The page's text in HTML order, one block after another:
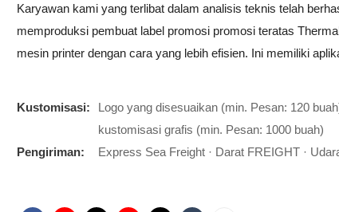
Karyawan kami yang terlibat dalam analisis teknis telah
memproduksi pembuat label promosi promosi teratas
mesin printer dengan cara yang lebih efisien. Ini memiliki
Kustomisasi:
Logo yang disesuaikan (min. Pesan: 120
kustomisasi grafis (min. Pesan: 1000 buah)
Pengiriman:
Express Sea Freight · Darat FREIGHT ·